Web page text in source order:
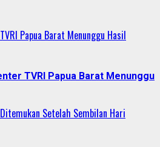
Papua Barat Menunggu Hasil
TVRI Papua Barat Menunggu
Setelah Sembilan Hari